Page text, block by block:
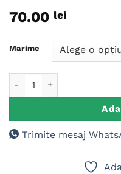
70.00 lei
Marime
Trimite mesaj